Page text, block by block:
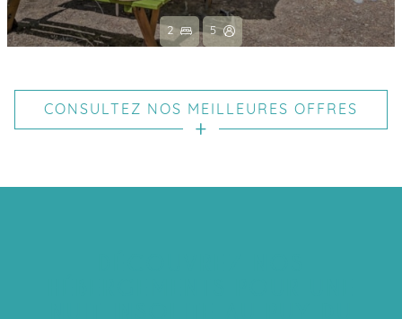
2 5
CONSULTEZ NOS MEILLEURES OFFRES